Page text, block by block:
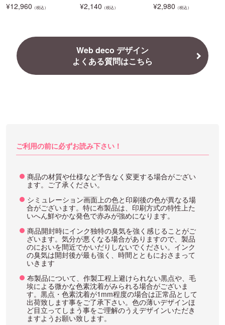
¥12,960 （税込） ¥2,140 （税込） ¥2,980 （税込）
Web deco デザイン
よくある質問はこちら
ご利用の前に必ずお読み下さい！
商品の材質や仕様など予告なく変更する場合がござい
ます。ご了承ください。
シミュレーション画面上の色と印刷後の色が異なる場
合がございます。特に布製品は、印刷方式の特性上た
いへん鮮やかな発色で赤みが強めになります。
商品開封時にインク独特の臭気を強く感じることがご
ざいます。気分が悪くなる場合がありますので、製品
のにおいを間近でかいだりしないでください。インク
の臭気は開封後が最も強く、時間とともにおさまって
いきます
布製品について、作製工程上避けられない黒点や、毛
埃による微かな色素沈着がみられる場合がございま
す。黒点・色素沈着が1mm程度の場合は正常品として
出荷致します事をご了承下さい。色の薄いデザインほ
ど目立ってしまう事をご理解のうえデザインいただき
ますようお願い致します。